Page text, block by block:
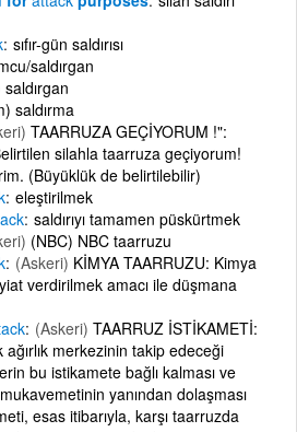
sıfır-gün saldırısı
saldırgan
saldırma
TAARRUZA GEÇİYORUM !":
silahla taarruza geçiyorum!
(Büyüklük de belirtilebilir)
eleştirilmek
saldırıyı tamamen püskürtmek
(NBC) NBC taarruzu
(Askeri) KİMYA TAARRUZU: Kimya
verdirilmek amacı ile düşmana
(Askeri) TAARRUZ İSTİKAMETİ:
merkezinin takip edeceği
bu istikamete bağlı kalması ve
yanından dolaşması
esas itibarıyla, karşı taarruzda